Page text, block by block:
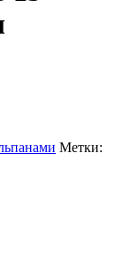
Метки: